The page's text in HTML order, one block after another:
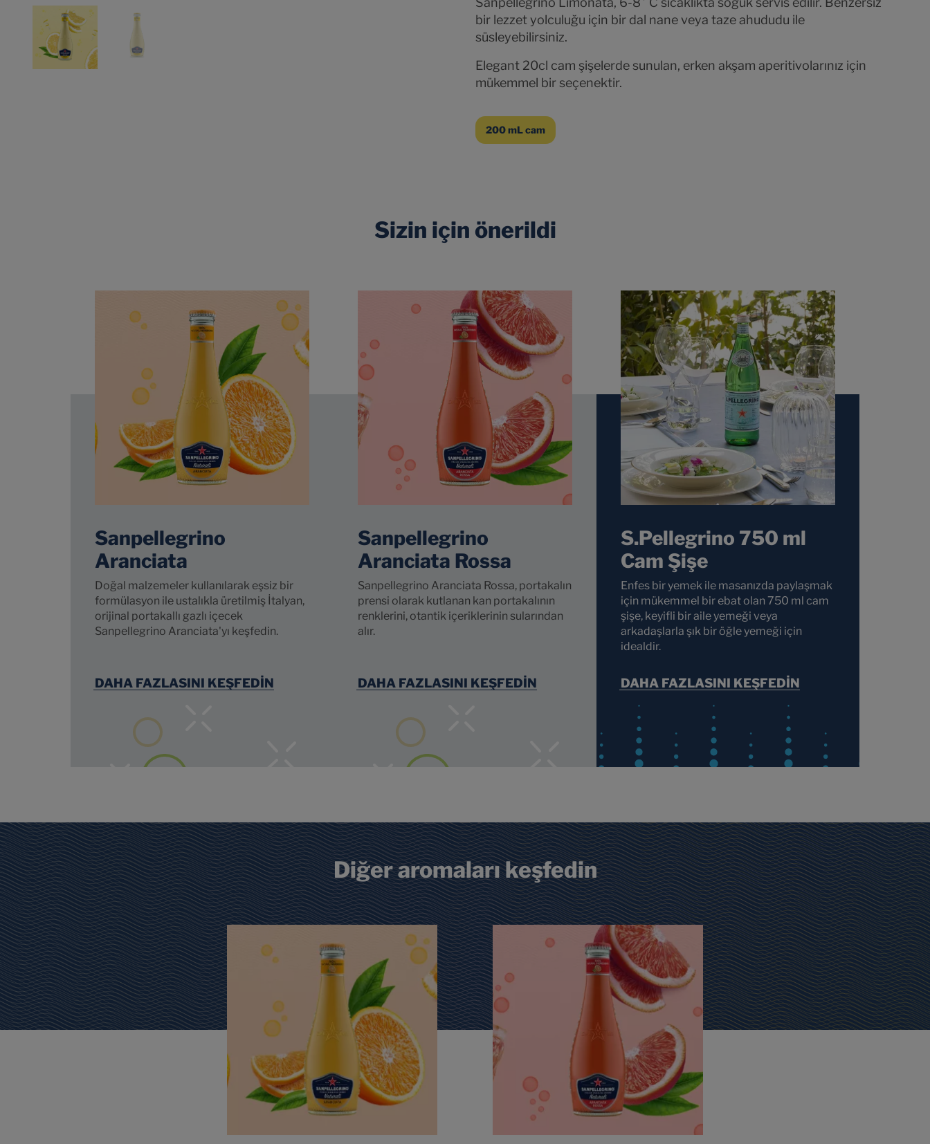
bir lezzet yolculuğu için bir dal nane veya taze ahududu ile
süsleyebilirsiniz.
Elegant 20cl cam şişelerde sunulan, erken akşam aperitivolarınız için
mükemmel bir seçenektir.
200 mL cam
Sizin için önerildi
Sanpellegrino
Aranciata
Doğal malzemeler kullanılarak eşsiz bir
formülasyon ile ustalıkla üretilmiş İtalyan,
orijinal portakallı gazlı içecek
Sanpellegrino Aranciata'yı keşfedin.
DAHA FAZLASINI KEŞFEDİN
Sanpellegrino
Aranciata Rossa
Sanpellegrino Aranciata Rossa, portakalın
prensi olarak kutlanan kan portakalının
renklerini, otantik içeriklerinin sularından
alır.
DAHA FAZLASINI KEŞFEDİN
S.Pellegrino 750 ml
Cam Şişe
Enfes bir yemek ile masanızda paylaşmak
için mükemmel bir ebat olan 750 ml cam
şişe, keyifli bir aile yemeği veya
arkadaşlarla şık bir öğle yemeği için
idealdir.
DAHA FAZLASINI KEŞFEDİN
Diğer aromaları keşfedin